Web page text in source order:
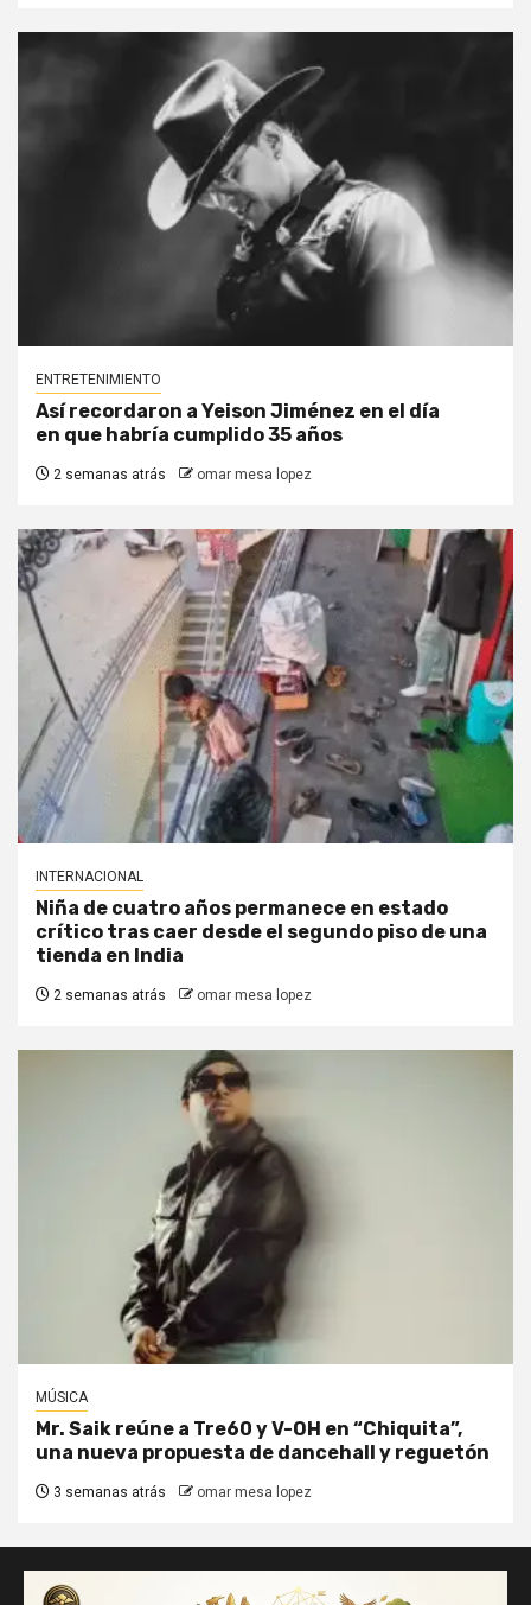
ENTRETENIMIENTO
Así recordaron a Yeison Jiménez en el día
en que habría cumplido 35 años
2 semanas atrás omar mesa lopez
INTERNACIONAL
Niña de cuatro años permanece en estado
crítico tras caer desde el segundo piso de una
tienda en India
2 semanas atrás omar mesa lopez
MÚSICA
Mr. Saik reúne a Tre60 y V-OH en “Chiquita”,
una nueva propuesta de dancehall y reguetón
3 semanas atrás omar mesa lopez